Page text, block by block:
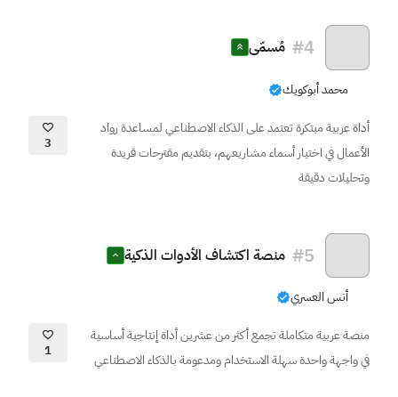
#4 مُسمّى
محمد أبوكويك
أداة عربية مبتكرة تعتمد على الذكاء الاصطناعي لمساعدة رواد
الأعمال في اختيار أسماء مشاريعهم، بتقديم مقترحات فريدة
وتحليلات دقيقة
3
#5 منصة اكتشاف الأدوات الذكية
أنس العسري
منصة عربية متكاملة تجمع أكثر من عشرين أداة إنتاجية أساسية
في واجهة واحدة سهلة الاستخدام ومدعومة بالذكاء الاصطناعي
1